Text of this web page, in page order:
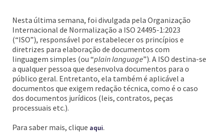
Nesta última semana, foi divulgada pela Organização
Internacional de Normalização a ISO 24495-1:2023
(“ISO”), responsável por estabelecer os princípios e
diretrizes para elaboração de documentos com
linguagem simples (ou “plain language”). A ISO destina-se
a qualquer pessoa que desenvolva documentos para o
público geral. Entretanto, ela também é aplicável a
documentos que exigem redação técnica, como é o caso
dos documentos jurídicos (leis, contratos, peças
processuais etc.).
Para saber mais, clique aqui.